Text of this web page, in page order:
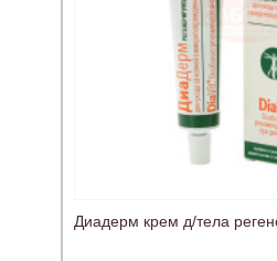
Диадерм крем д/тела